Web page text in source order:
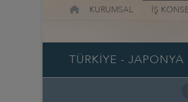
KURUMSAL İŞ
TÜRKİYE - JAPONYA